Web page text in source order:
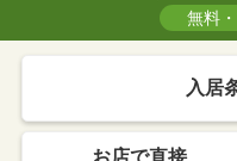
無料
入居